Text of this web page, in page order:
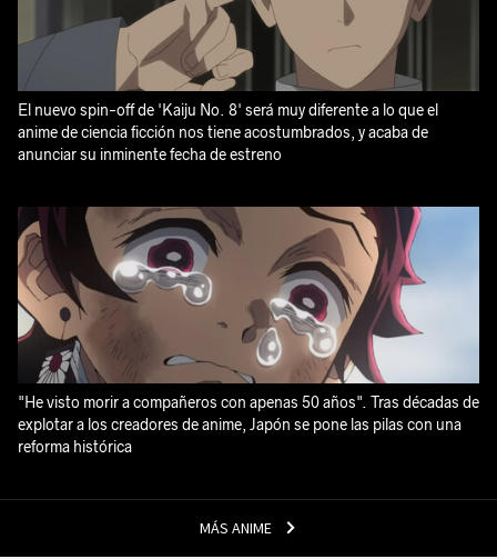
MÁS ANIME
El nuevo spin-off de 'Kaiju No. 8' será muy diferente a lo que el
anime de ciencia ficción nos tiene acostumbrados, y acaba de
anunciar su inminente fecha de estreno
"He visto morir a compañeros con apenas 50 años". Tras décadas de
explotar a los creadores de anime, Japón se pone las pilas con una
reforma histórica